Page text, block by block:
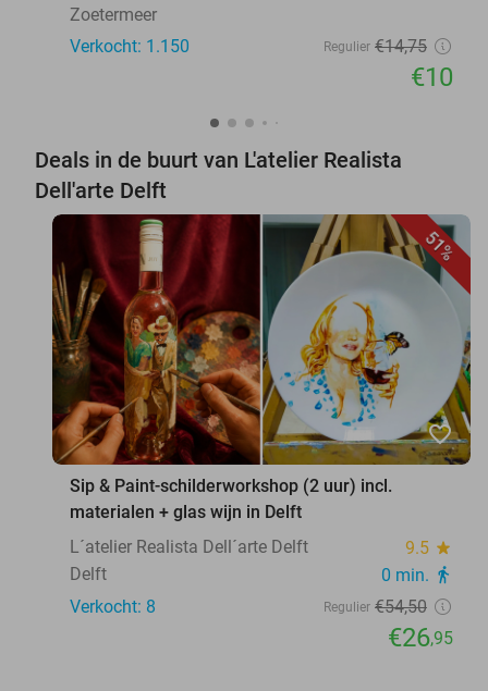
Zoetermeer
Verkocht: 1.150
Regulier €14,75
€10
Deals in de buurt van L'atelier Realista
Dell'arte Delft
51%
favorite_border
Sip & Paint-schilderworkshop (2 uur) incl.
materialen + glas wijn in Delft
L´atelier Realista Dell´arte Delft
9.5 star
Delft 0 min. directions_walk
Verkocht: 8 Regulier €54,50
€26,95